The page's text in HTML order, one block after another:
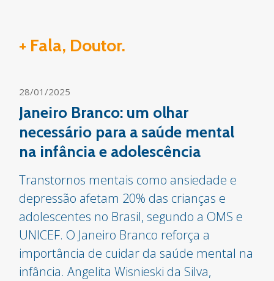
+ Fala, Doutor.
28/01/2025
Janeiro Branco: um olhar
necessário para a saúde mental
na infância e adolescência
Transtornos mentais como ansiedade e
depressão afetam 20% das crianças e
adolescentes no Brasil, segundo a OMS e
UNICEF. O Janeiro Branco reforça a
importância de cuidar da saúde mental na
infância. Angelita Wisnieski da Silva,